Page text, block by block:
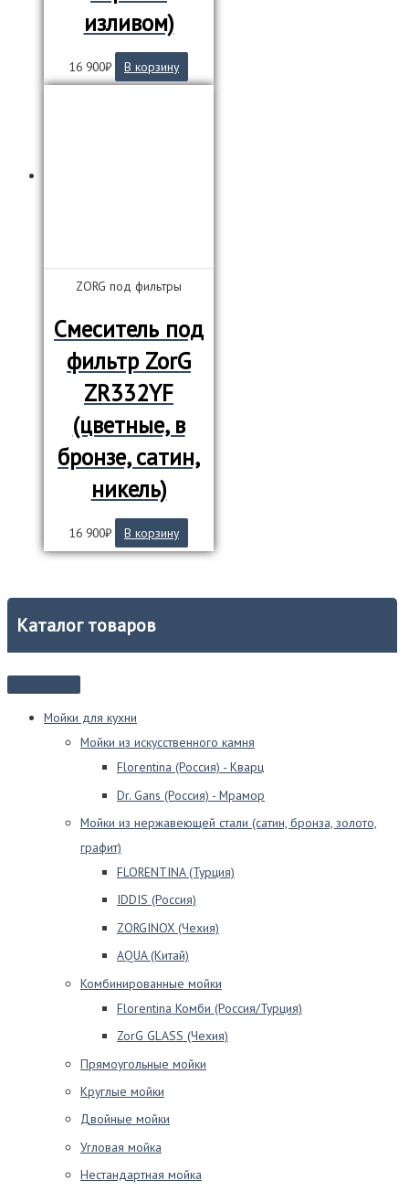
Каталог товаров
Мойки для кухни
Мойки из искусственного камня
Florentina (Россия) - Кварц
Dr. Gans (Россия) - Мрамор
Мойки из нержавеющей стали (сатин, бронза, золото,
графит)
FLORENTINA (Турция)
IDDIS (Россия)
ZORGINOX (Чехия)
AQUA (Китай)
Комбинированные мойки
Florentina Комби (Россия/Турция)
ZorG GLASS (Чехия)
Прямоугольные мойки
Круглые мойки
Двойные мойки
Угловая мойка
Нестандартная мойка
изливом)
16 900₽ В корзину
ZORG под фильтры
Смеситель под
фильтр ZorG
ZR332YF
(цветные, в
бронзе, сатин,
никель)
16 900₽ В корзину